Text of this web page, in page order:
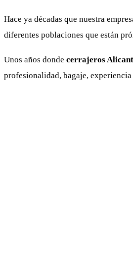
Hace ya décadas que nuestra
diferentes poblaciones que están
Unos años donde cerrajeros
profesionalidad, bagaje,